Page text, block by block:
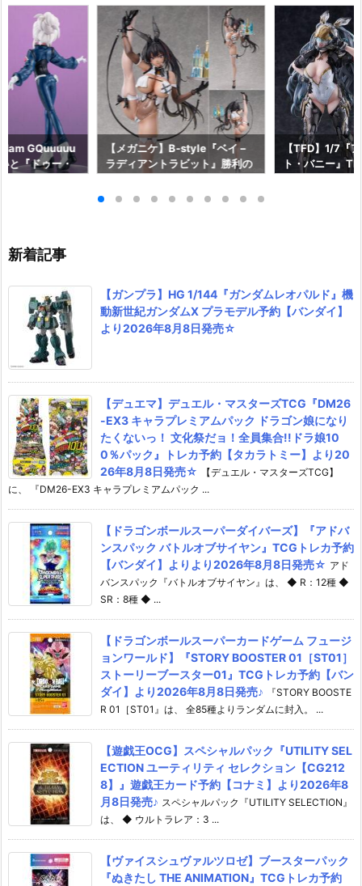
GQuuuuu
と『ドゥー・
【メガニケ】B-style『ベイ –
ラディアントラビット』勝利の
約【フリーイング】より2026
【TFD】1/7『
ト・バニー』
新着記事
【ガンプラ】HG 1/144『ガンダムレオパルド』機
動新世紀ガンダムX プラモデル予約【バンダイ】
より2026年8月8日発売☆
【デュエマ】デュエル・マスターズTCG『DM26
-EX3 キャラプレミアムパック ドラゴン娘になり
たくないっ！ 文化祭だョ！全員集合!!ドラ娘10
0％パック』トレカ予約【タカラトミー】より20
26年8月8日発売☆
【デュエル・マスターズTCG】
に、 『DM26-EX3 キャラプレミアムパック ...
【ドラゴンボールスーパーダイバーズ】『アドバ
ンスパック バトルオブサイヤン』TCGトレカ予約
【バンダイ】よりより2026年8月8日発売☆ アド
バンスパック『バトルオブサイヤン』は、 ◆ R：12種 ◆
SR：8種 ◆ ...
【ドラゴンボールスーパーカードゲーム フュージ
ョンワールド】『STORY BOOSTER 01［ST01］
ストーリーブースター01』TCGトレカ予約【バン
ダイ】より2026年8月8日発売♪
『STORY BOOSTE
R 01［ST01』は、 全85種よりランダムに封入。 ...
【遊戯王OCG】スペシャルパック『UTILITY SEL
ECTION ユーティリティ セレクション【CG212
8】』遊戯王カード予約【コナミ】より2026年8
月8日発売♪ スペシャルパック『UTILITY SELECTION』
は、 ◆ ウルトラレア：3 ...
【ヴァイスシュヴァルツロゼ】ブースターパック
『ぬきたし THE ANIMATION』TCGトレカ予約